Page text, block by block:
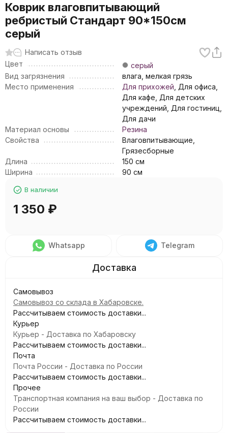
Коврик влаговпитывающий
ребристый Стандарт 90*150см
серый
Написать отзыв
Цвет
серый
Вид загрязнения
влага, мелкая грязь
Место применения
Для прихожей , Для офиса,
Для кафе, Для детских
учреждений, Для гостиниц,
Для дачи
Материал основы
Резина
Свойства
Влаговпитывающие,
Грязесборные
Длина
150 см
Ширина
90 см
В наличии
1 350 ₽
Whatsapp Telegram
Самовывоз
Самовывоз со склада в Хабаровске.
Рассчитываем стоимость доставки...
Курьер
Курьер - Доставка по Хабаровску
Рассчитываем стоимость доставки...
Почта
Почта России - Доставка по России
Рассчитываем стоимость доставки...
Прочее
Транспортная компания на ваш выбор - Доставка по
России
Рассчитываем стоимость доставки...